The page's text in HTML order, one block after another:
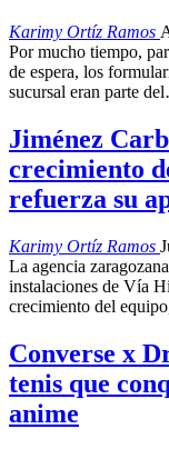
Karimy Ortíz Ramos
Por mucho tiempo,
de espera, los
sucursal eran parte del
Jiménez
crecimiento
refuerza su
Karimy Ortíz Ramos
La agencia
instalaciones de Vía
crecimiento del
Converse x
tenis que
anime